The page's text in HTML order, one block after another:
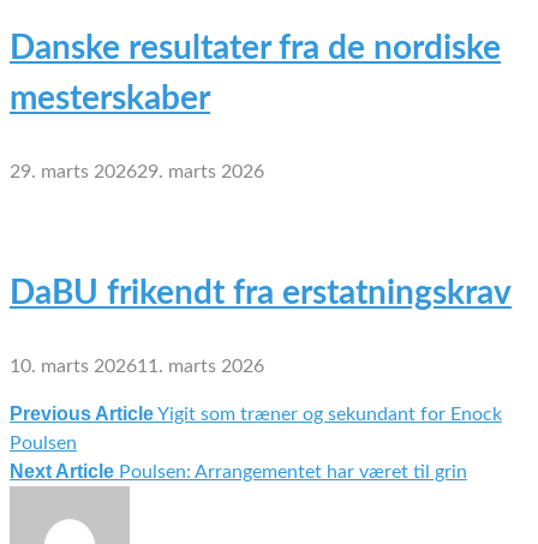
Danske resultater fra de nordiske
mesterskaber
29. marts 202629. marts 2026
DaBU frikendt fra erstatningskrav
10. marts 202611. marts 2026
Indlægsnavigation
Previous ArticleYigit som træner og sekundant for Enock
Poulsen
Next Article Poulsen: Arrangementet har været til grin